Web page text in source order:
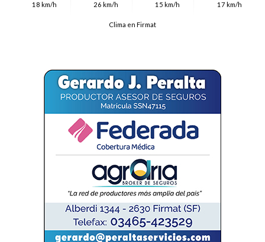
18 km/h
26 km/h
15 km/h
17 km/h
Clima en Firmat